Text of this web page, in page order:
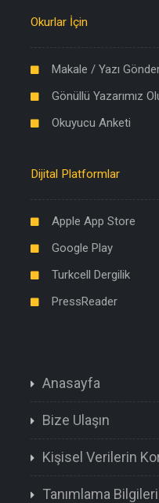
Okurlar İçin
Makale / Yazı
Gönüllü Yazarımız
Okuyucu Anketi
Dijital Platformlar
Apple App Store
Google Play
Turkcell Dergilik
PressReader
Anasayfa
Bize Ulaşın
Kişisel Verilerin
Tanımlama